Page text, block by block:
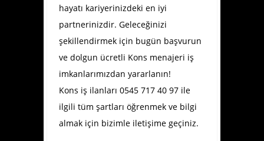
hayatı kariyerinizdeki en iyi
partnerinizdir. Geleceğinizi
şekillendirmek için bugün başvurun
ve dolgun ücretli Kons menajeri iş
imkanlarımızdan yararlanın!
Kons iş ilanları 0545 717 40 97 ile
ilgili tüm şartları öğrenmek ve bilgi
almak için bizimle iletişime geçiniz.